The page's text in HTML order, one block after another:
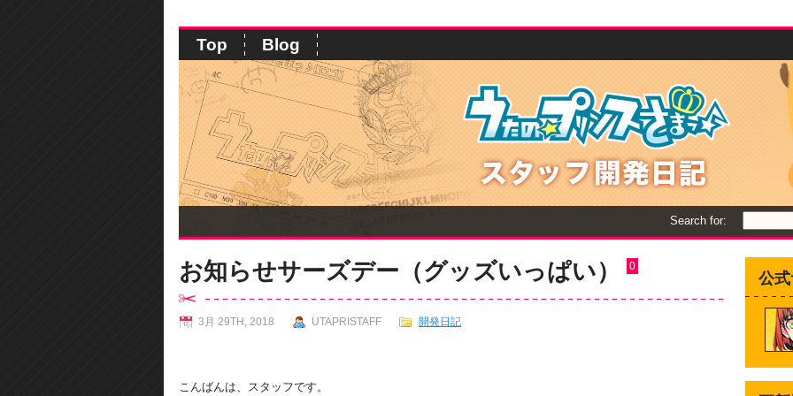
Top Blog
Search for:
お知らせサーズデー（グッズいっぱい） 0
3月 29TH, 2018 UTAPRISTAFF 開発日記
こんばんは、スタッフです。
公